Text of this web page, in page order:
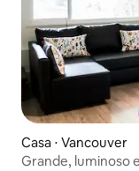
Casa ⋅ Vancouver
Grande, luminoso